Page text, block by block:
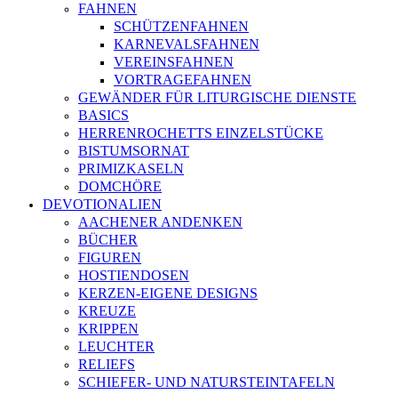
FAHNEN
SCHÜTZENFAHNEN
KARNEVALSFAHNEN
VEREINSFAHNEN
VORTRAGEFAHNEN
GEWÄNDER FÜR LITURGISCHE DIENSTE
BASICS
HERRENROCHETTS EINZELSTÜCKE
BISTUMSORNAT
PRIMIZKASELN
DOMCHÖRE
DEVOTIONALIEN
AACHENER ANDENKEN
BÜCHER
FIGUREN
HOSTIENDOSEN
KERZEN-EIGENE DESIGNS
KREUZE
KRIPPEN
LEUCHTER
RELIEFS
SCHIEFER- UND NATURSTEINTAFELN